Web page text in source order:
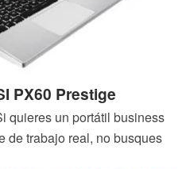
PX60 Prestige
quieres un portátil business
de trabajo real, no busques